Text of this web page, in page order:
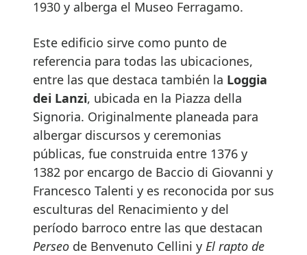
1930 y alberga el Museo Ferragamo.
Este edificio sirve como punto de
referencia para todas las ubicaciones,
entre las que destaca también la Loggia
dei Lanzi, ubicada en la Piazza della
Signoria. Originalmente planeada para
albergar discursos y ceremonias
públicas, fue construida entre 1376 y
1382 por encargo de Baccio di Giovanni y
Francesco Talenti y es reconocida por sus
esculturas del Renacimiento y del
período barroco entre las que destacan
Perseo de Benvenuto Cellini y El rapto de